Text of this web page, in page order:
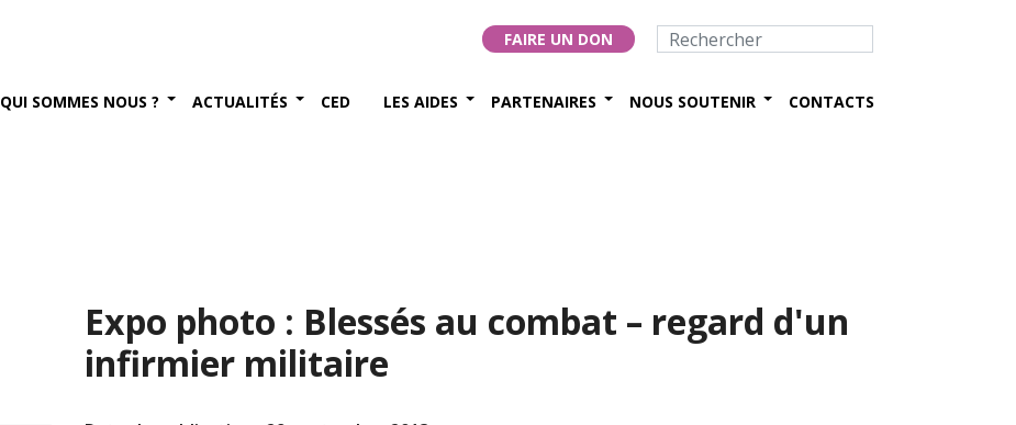
FAIRE UN DON
QUI SOMMES NOUS ? ACTUALITÉS CED LES AIDES PARTENAIRES NOUS SOUTENIR CONTACTS
Expo photo : Blessés au combat – regard d'un
infirmier militaire